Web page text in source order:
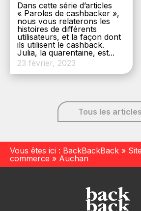
Dans cette série d’articles
« Paroles de cashbacker »,
nous vous relaterons les
histoires de différents
utilisateurs, et la façon dont
ils utilisent le cashback.
Julia, la quarentaine, est...
23 février, 2023
Tous les articles
Vous êtes ici : BackBackBack »
commerce » Auchan